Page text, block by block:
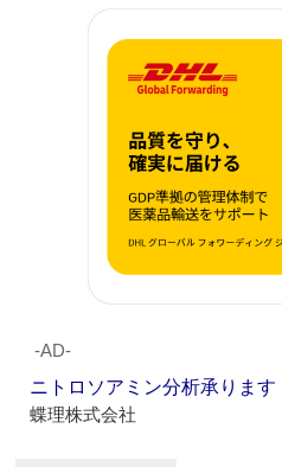
‐AD‐
ニトロソアミン分析承りま
蝶理株式会社